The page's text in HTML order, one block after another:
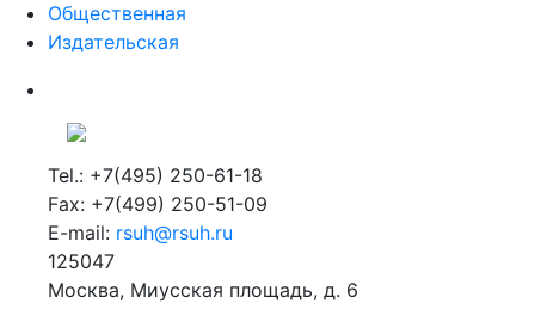
Общественная
Издательская
Tel.: +7(495) 250-61-18
Fax: +7(499) 250-51-09
E-mail: rsuh@rsuh.ru
125047
Москва, Миусская площадь, д. 6